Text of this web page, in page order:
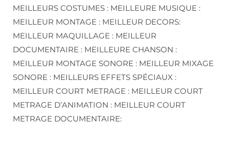
MEILLEURS COSTUMES : MEILLEURE MUSIQUE :
MEILLEUR MONTAGE : MEILLEUR DECORS:
MEILLEUR MAQUILLAGE : MEILLEUR
DOCUMENTAIRE : MEILLEURE CHANSON :
MEILLEUR MONTAGE SONORE : MEILLEUR MIXAGE
SONORE : MEILLEURS EFFETS SPÉCIAUX :
MEILLEUR COURT METRAGE : MEILLEUR COURT
METRAGE D’ANIMATION : MEILLEUR COURT
METRAGE DOCUMENTAIRE: